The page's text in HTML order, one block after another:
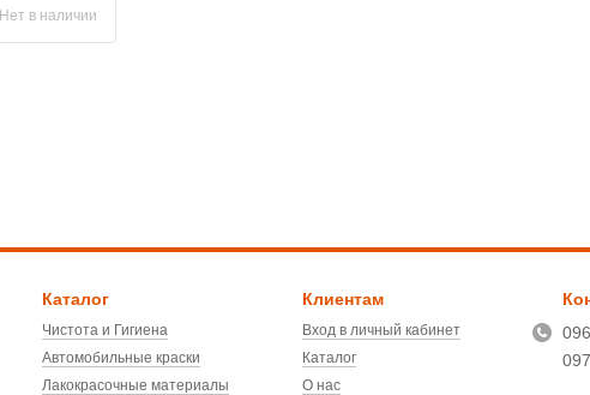
Нет в наличии
Каталог
Чистота и Гигиена
Автомобильные краски
Лакокрасочные материалы
Клиентам
Вход в личный кабинет
Каталог
О нас